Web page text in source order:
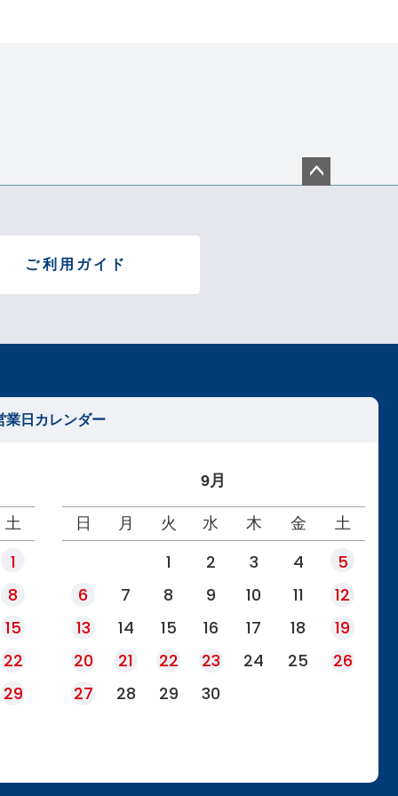
せ
ご利用ガイド
業日カレンダー
土
1
8
15
22
29
9月
日 月 火 水 木 金 土
1 2 3 4
5
6
7 8 9 10 11
12
13
14 15 16 17 18
19
20
21 22 23 24 25
26
27
28 29 30